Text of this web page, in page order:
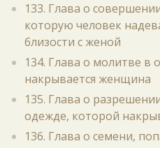
133. Глава о
которую человек
близости с женой
134. Глава о молитве в
накрывается женщина
135. Глава о
одежде, которой
136. Глава о семени,